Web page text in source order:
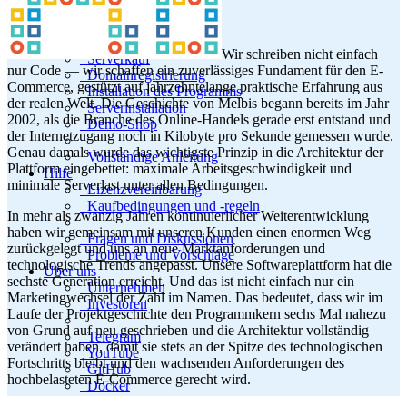
Veraltete Versionen
Dokumentation
Shop-Start
Serverkauf
Domainregistrierung
Installation des Programms
Serverinstallation
Demo-Shop
Vollständige Anleitung
Hilfe
Lizenzvereinbarung
Kaufbedingungen und -regeln
Fragen und Diskussionen
Probleme und Vorschläge
Über uns
Unternehmen
Investoren
Telegram
YouTube
GitHub
Docker
Wir schreiben nicht einfach
nur Code — wir schaffen ein zuverlässiges Fundament für den E-
Commerce, gestützt auf jahrzehntelange praktische Erfahrung aus
der realen Welt. Die Geschichte von Melbis begann bereits im Jahr
2002, als die Branche des Online-Handels gerade erst entstand und
der Internetzugang noch in Kilobyte pro Sekunde gemessen wurde.
Genau damals wurde das wichtigste Prinzip in die Architektur der
Plattform eingebettet: maximale Arbeitsgeschwindigkeit und
minimale Serverlast unter allen Bedingungen.
In mehr als zwanzig Jahren kontinuierlicher Weiterentwicklung
haben wir gemeinsam mit unseren Kunden einen enormen Weg
zurückgelegt und uns an neue Marktanforderungen und
technologische Trends angepasst. Unsere Softwareplattform hat die
sechste Generation erreicht. Und das ist nicht einfach nur ein
Marketingwechsel der Zahl im Namen. Das bedeutet, dass wir im
Laufe der Projektgeschichte den Programmkern sechs Mal nahezu
von Grund auf neu geschrieben und die Architektur vollständig
verändert haben, damit sie stets an der Spitze des technologischen
Fortschritts bleibt und den wachsenden Anforderungen des
hochbelasteten E-Commerce gerecht wird.